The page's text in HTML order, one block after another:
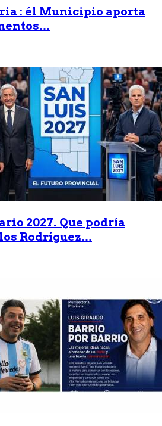
: él Municipio aporta
2027. Que podría
Rodríguez...